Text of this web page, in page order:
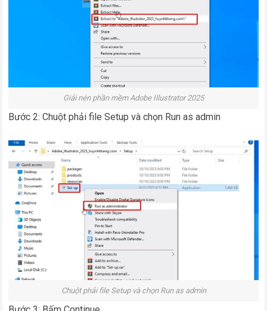
Giải nén phần mềm Adobe Illustrator 2025
Bước 2: Chuột phải file Setup và chọn Run as admin
Chuột phải file Setup và chọn Run as admin